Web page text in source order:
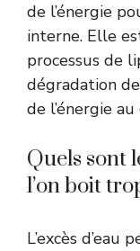
de l’énergie
interne. Elle
processus de
dégradation
de l’énergie au
Quels sont
l’on boit
L’excès d’eau